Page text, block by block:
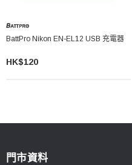
BattPro Nikon EN-EL12 USB 充電器
HK$120
門市資料